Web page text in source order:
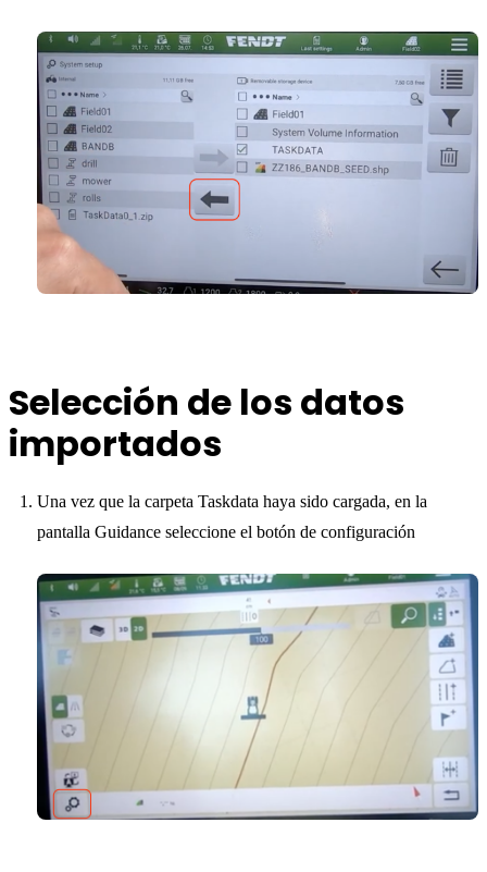
Selección de los datos
importados
Una vez que la carpeta Taskdata haya sido cargada, en la
pantalla Guidance seleccione el botón de configuración